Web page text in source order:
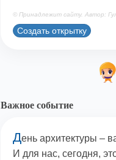
© Принадлежит сайту. Автор:
Создать открытку
Важное событие
День архитектуры –
И для нас, сегодня,